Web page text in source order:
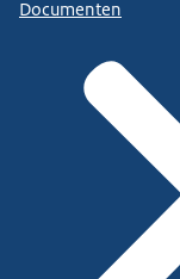
Documenten